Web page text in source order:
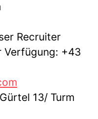
Recruiter
Verfügung: +43
13/ Turm